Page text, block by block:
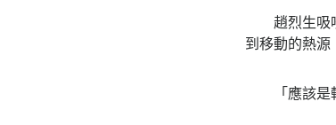
趙烈生吸咬
到移動的熱源
「應該是轉